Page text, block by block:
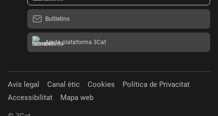
Butlletins
Ajuda plataforma 3Cat
Avís legal Canal ètic Cookies
Política de Privacitat
Accessibilitat
Mapa web